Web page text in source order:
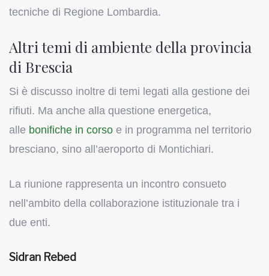
tecniche di Regione Lombardia.
Altri temi di ambiente della provincia
di Brescia
Si è discusso inoltre di temi legati alla gestione dei
rifiuti. Ma anche alla questione energetica,
alle bonifiche in corso e in programma nel territorio
bresciano, sino all’aeroporto di Montichiari.
La riunione rappresenta un incontro consueto
nell’ambito della collaborazione istituzionale tra i
due enti.
Sidran Rebed